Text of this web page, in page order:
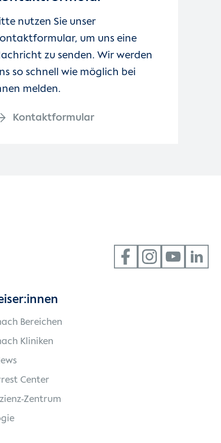
nutzen Sie unser
um uns eine
zu senden. Wir werden
so schnell wie möglich bei
melden.
Kontaktformular
Bereichen
Kliniken
Center
Zentrum